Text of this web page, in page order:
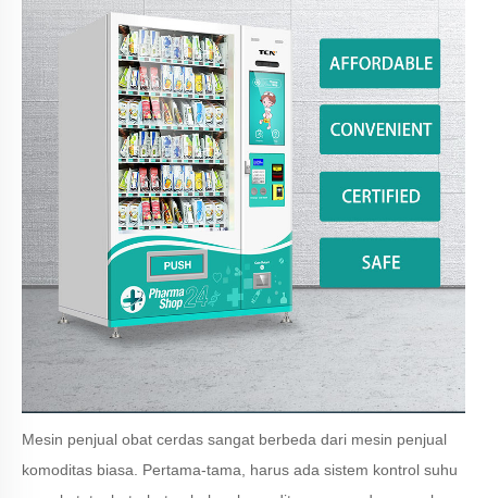
Mesin penjual obat cerdas sangat berbeda dari mesin penjual
komoditas biasa. Pertama-tama, harus ada sistem kontrol suhu